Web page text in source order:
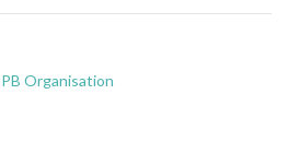
Organisation